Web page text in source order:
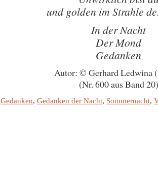
und golden im Strahle
In der Nacht
Der Mond
Gedanken
Autor: © Gerhard Ledwina
(Nr. 600 aus Band 20)
Gedanken, Gedanken der Nacht, Sommernacht,